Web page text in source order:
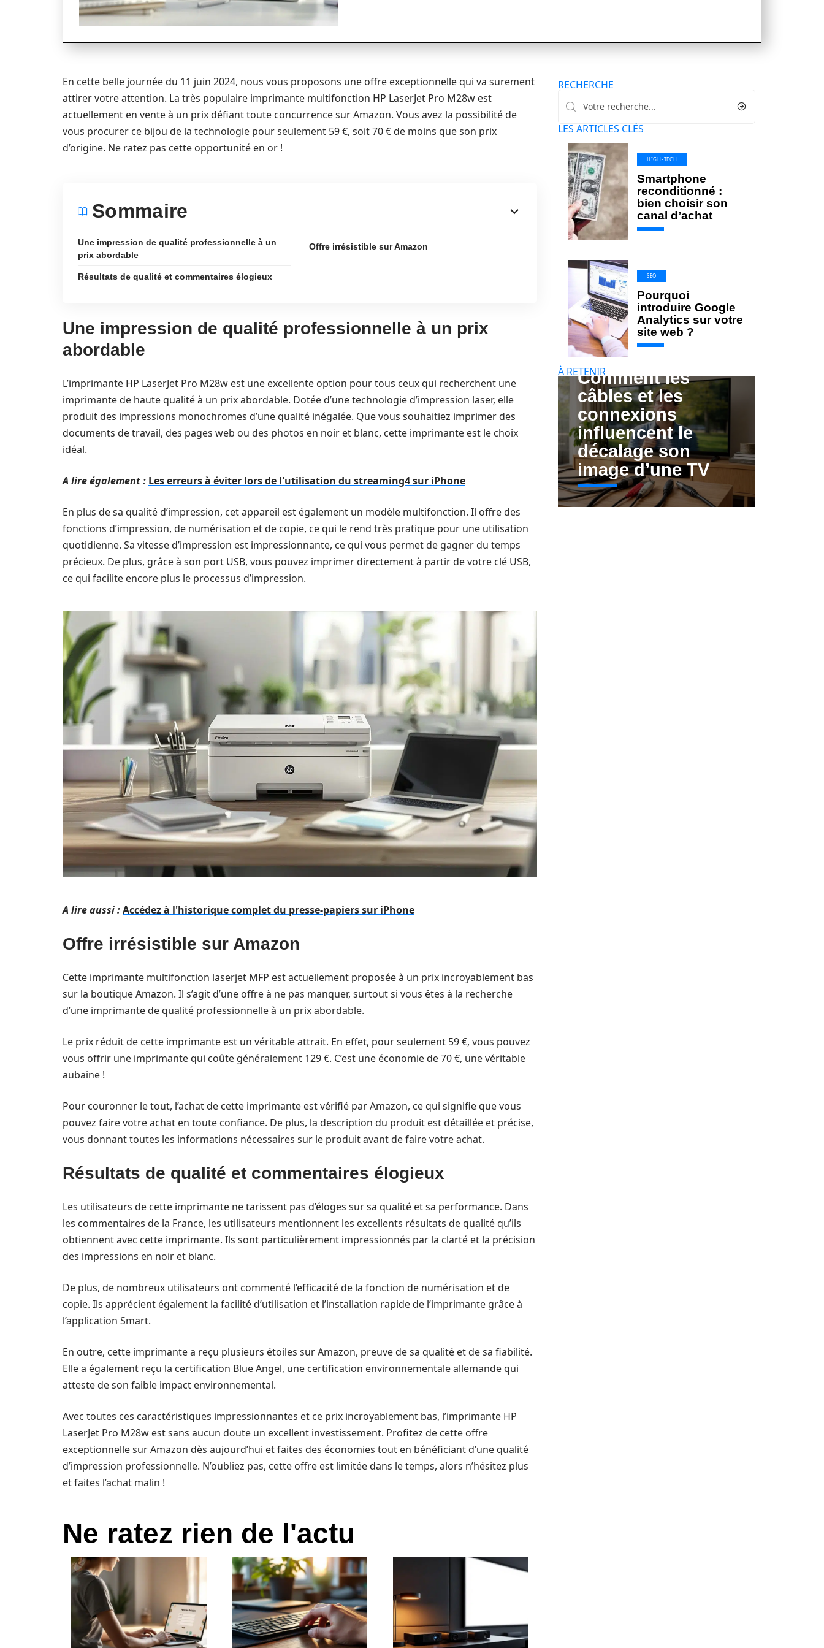
En cette belle journée du 11 juin 2024, nous vous proposons une offre exceptionnelle qui va surement
attirer votre attention. La très populaire imprimante multifonction HP LaserJet Pro M28w est
actuellement en vente à un prix défiant toute concurrence sur Amazon. Vous avez la possibilité de
vous procurer ce bijou de la technologie pour seulement 59 €, soit 70 € de moins que son prix
d’origine. Ne ratez pas cette opportunité en or !
Sommaire
Une impression de qualité professionnelle à un
prix abordable
Offre irrésistible sur Amazon
Résultats de qualité et commentaires élogieux
Une impression de qualité professionnelle à un prix
abordable
L’imprimante HP LaserJet Pro M28w est une excellente option pour tous ceux qui recherchent une
imprimante de haute qualité à un prix abordable. Dotée d’une technologie d’impression laser, elle
produit des impressions monochromes d’une qualité inégalée. Que vous souhaitiez imprimer des
documents de travail, des pages web ou des photos en noir et blanc, cette imprimante est le choix
idéal.
A lire également : Les erreurs à éviter lors de l'utilisation du streaming4 sur iPhone
En plus de sa qualité d’impression, cet appareil est également un modèle multifonction. Il offre des
fonctions d’impression, de numérisation et de copie, ce qui le rend très pratique pour une utilisation
quotidienne. Sa vitesse d’impression est impressionnante, ce qui vous permet de gagner du temps
précieux. De plus, grâce à son port USB, vous pouvez imprimer directement à partir de votre clé USB,
ce qui facilite encore plus le processus d’impression.
A lire aussi :Accédez à l'historique complet du presse-papiers sur iPhone
Offre irrésistible sur Amazon
Cette imprimante multifonction laserjet MFP est actuellement proposée à un prix incroyablement bas
sur la boutique Amazon. Il s’agit d’une offre à ne pas manquer, surtout si vous êtes à la recherche
d’une imprimante de qualité professionnelle à un prix abordable.
Le prix réduit de cette imprimante est un véritable attrait. En effet, pour seulement 59 €, vous pouvez
vous offrir une imprimante qui coûte généralement 129 €. C’est une économie de 70 €, une véritable
aubaine !
Pour couronner le tout, l’achat de cette imprimante est vérifié par Amazon, ce qui signifie que vous
pouvez faire votre achat en toute confiance. De plus, la description du produit est détaillée et précise,
vous donnant toutes les informations nécessaires sur le produit avant de faire votre achat.
Résultats de qualité et commentaires élogieux
Les utilisateurs de cette imprimante ne tarissent pas d’éloges sur sa qualité et sa performance. Dans
les commentaires de la France, les utilisateurs mentionnent les excellents résultats de qualité qu’ils
obtiennent avec cette imprimante. Ils sont particulièrement impressionnés par la clarté et la précision
des impressions en noir et blanc.
De plus, de nombreux utilisateurs ont commenté l’efficacité de la fonction de numérisation et de
copie. Ils apprécient également la facilité d’utilisation et l’installation rapide de l’imprimante grâce à
l’application Smart.
En outre, cette imprimante a reçu plusieurs étoiles sur Amazon, preuve de sa qualité et de sa fiabilité.
Elle a également reçu la certification Blue Angel, une certification environnementale allemande qui
atteste de son faible impact environnemental.
Avec toutes ces caractéristiques impressionnantes et ce prix incroyablement bas, l’imprimante HP
LaserJet Pro M28w est sans aucun doute un excellent investissement. Profitez de cette offre
exceptionnelle sur Amazon dès aujourd’hui et faites des économies tout en bénéficiant d’une qualité
d’impression professionnelle. N’oubliez pas, cette offre est limitée dans le temps, alors n’hésitez plus
et faites l’achat malin !
Ne ratez rien de l'actu
RECHERCHE
LES ARTICLES CLÉS
HIGH-TECH
Smartphone
reconditionné :
bien choisir son
canal d’achat
SEO
Pourquoi
introduire Google
Analytics sur votre
site web ?
À RETENIR
Comment les
câbles et les
connexions
influencent le
décalage son
image d’une TV